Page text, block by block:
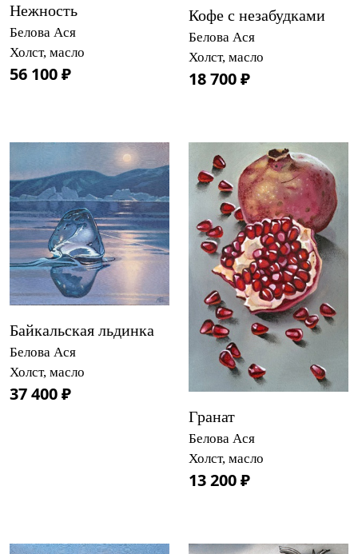
Нежность
Белова Ася
Холст, масло
56 100 ₽
Кофе с незабудками
Белова Ася
Холст, масло
18 700 ₽
Байкальская льдинка
Белова Ася
Холст, масло
37 400 ₽
Гранат
Белова Ася
Холст, масло
13 200 ₽